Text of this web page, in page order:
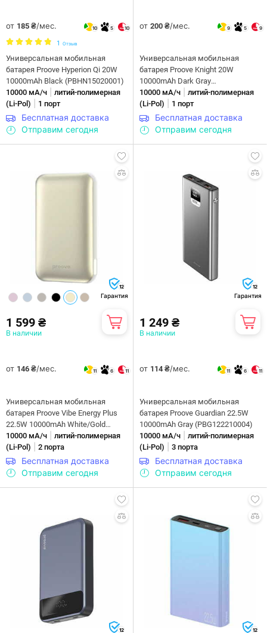
от 185 ₴/мес. 10 5 10
1 Отзыв
Универсальная мобильная
батарея Proove Hyperion Qi 20W
10000mAh Black (PBHN15020001)
10000 мА/ч
литий-полимерная
(Li-Pol)
1 порт
Бесплатная доставка
Отправим сегодня
от 200 ₴/мес. 9 5 9
Универсальная мобильная
батарея Proove Knight 20W
10000mAh Dark Gray
(PBGI20012205)
10000 мА/ч
литий-полимерная
(Li-Pol)
1 порт
Бесплатная доставка
Отправим сегодня
12
Гарантия
1 599 ₴
В наличии
от 146 ₴/мес. 11 6 11
Универсальная мобильная
батарея Proove Vibe Energy Plus
22.5W 10000mAh White/Gold
(PBVE15012202)
10000 мА/ч
литий-полимерная
(Li-Pol)
2 порта
Бесплатная доставка
Отправим сегодня
12
Гарантия
1 249 ₴
В наличии
от 114 ₴/мес. 11 6 11
Универсальная мобильная
батарея Proove Guardian 22.5W
10000mAh Gray (PBG122210004)
10000 мА/ч
литий-полимерная
(Li-Pol)
3 порта
Бесплатная доставка
Отправим сегодня
12 12